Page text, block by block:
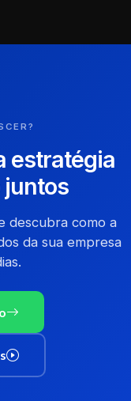
estratégia
descubra como a
da sua empresa